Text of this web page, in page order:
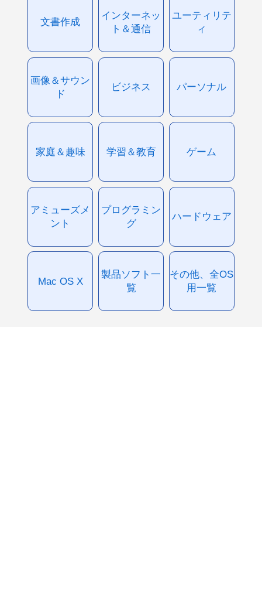
文書作成
インターネッ
ト＆通信
ユーティリテ
ィ
画像＆サウン
ド
ビジネス パーソナル
家庭＆趣味 学習＆教育 ゲーム
アミューズメ
ント
プログラミン
グ
ハードウェア
Mac OS X
製品ソフト一
覧
その他、全OS
用一覧